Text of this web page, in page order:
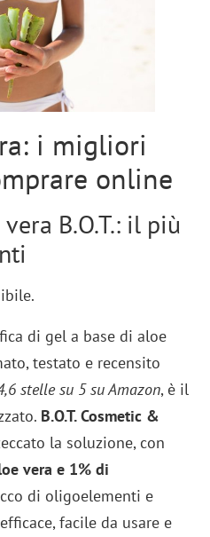
i migliori
online
B.O.T.: il più
di gel a base di aloe
testato e recensito
stelle su 5 su Amazon, è il
B.O.T. Cosmetic &
la soluzione, con
vera e 1% di
di oligoelementi e
facile da usare e